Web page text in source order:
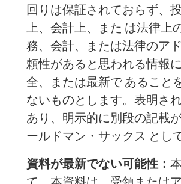
回りは保証されておらず、
上、会計上、また は法律上
務、会計、または法律のア
頼性があると思われる情報
全、または最新で あること
ないものとします。表明さ
あり、明示的に別段の記載
ールドマン・サックス とし
資料が最新でない可能性：